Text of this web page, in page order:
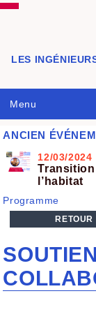
LES
Menu
ANCIEN
12/03/2024
l’habitat
Programme
RETOUR